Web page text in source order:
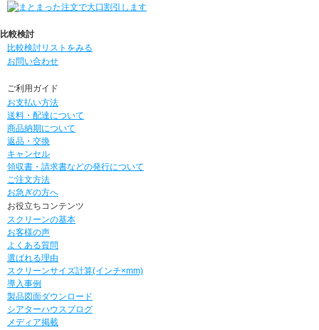
比較検討
比較検討リストをみる
お問い合わせ
ご利用ガイド
お支払い方法
送料・配達について
商品納期について
返品・交換
キャンセル
領収書・請求書などの発行について
ご注文方法
お急ぎの方へ
お役立ちコンテンツ
スクリーンの基本
お客様の声
よくある質問
選ばれる理由
スクリーンサイズ計算(インチ×mm)
導入事例
製品図面ダウンロード
シアターハウスブログ
メディア掲載